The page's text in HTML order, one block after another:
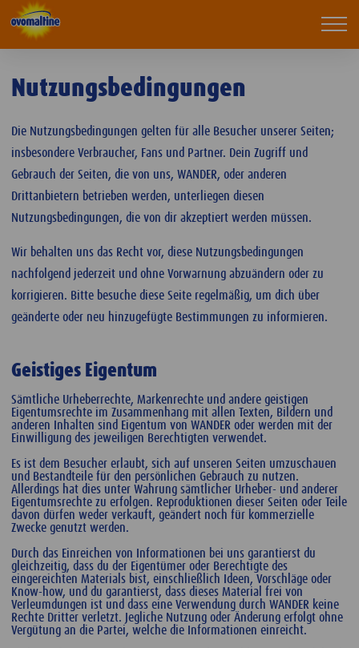
Nutzungsbedingungen
Die Nutzungsbedingungen gelten für alle Besucher unserer Seiten;
insbesondere Verbraucher, Fans und Partner. Dein Zugriff und
Gebrauch der Seiten, die von uns, WANDER, oder anderen
Drittanbietern betrieben werden, unterliegen diesen
Nutzungsbedingungen, die von dir akzeptiert werden müssen.
Wir behalten uns das Recht vor, diese Nutzungsbedingungen
nachfolgend jederzeit und ohne Vorwarnung abzuändern oder zu
korrigieren. Bitte besuche diese Seite regelmäßig, um dich über
geänderte oder neu hinzugefügte Bestimmungen zu informieren.
Geistiges Eigentum
Sämtliche Urheberrechte, Markenrechte und andere geistigen
Eigentumsrechte im Zusammenhang mit allen Texten, Bildern und
anderen Inhalten sind Eigentum von WANDER oder werden mit der
Einwilligung des jeweiligen Berechtigten verwendet.
Es ist dem Besucher erlaubt, sich auf unseren Seiten umzuschauen
und Bestandteile für den persönlichen Gebrauch zu nutzen.
Allerdings hat dies unter Wahrung sämtlicher Urheber- und anderer
Eigentumsrechte zu erfolgen. Reproduktionen dieser Seiten oder Teile
davon dürfen weder verkauft, geändert noch für kommerzielle
Zwecke genutzt werden.
Durch das Einreichen von Informationen bei uns garantierst du
gleichzeitig, dass du der Eigentümer oder Berechtigte des
eingereichten Materials bist, einschließlich Ideen, Vorschläge oder
Know-how, und du garantierst, dass dieses Material frei von
Verleumdungen ist und dass eine Verwendung durch WANDER keine
Rechte Dritter verletzt. Jegliche Nutzung oder Änderung erfolgt ohne
Vergütung an die Partei, welche die Informationen einreicht.